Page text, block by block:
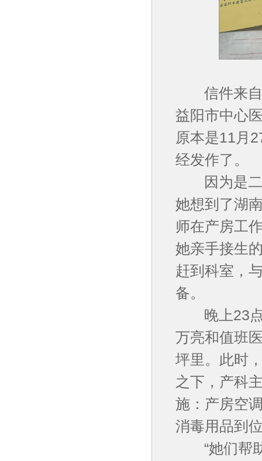
信件来自
益阳市中心
原本是11月
经发作了。
因为是二
她想到了湖
师在产房工
她亲手接生
赶到科室，
备。
晚上23点
万亮和值班
坪里。此时
之下，产科
施：产房空
消毒用品到
“她们帮助